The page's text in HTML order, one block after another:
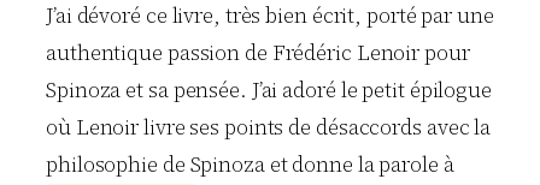
J’ai dévoré ce livre, très bien écrit, porté par une
authentique passion de Frédéric Lenoir pour
Spinoza et sa pensée. J’ai adoré le petit épilogue
où Lenoir livre ses points de désaccords avec la
philosophie de Spinoza et donne la parole à